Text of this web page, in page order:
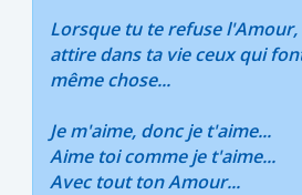
Lorsque tu te refuse
attire dans ta vie ceux qui
même chose...
Je m'aime, donc je t'aime...
Aime toi comme je t'aime...
Avec tout ton Amour...